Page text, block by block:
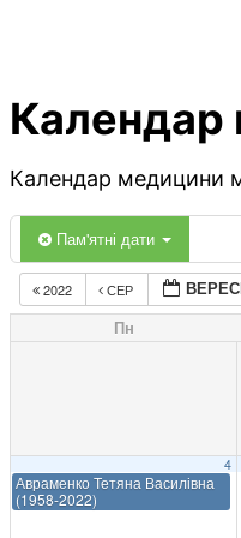
Календар
Календар медицини
Пам'ятні дати
2022 СЕР
Пн
4
Авраменко Тетяна Василівна
(1958-2022)